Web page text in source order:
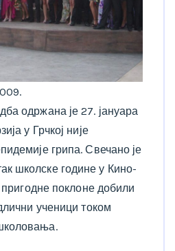
одржана је 27. јануара
у Грчкој није
грипа. Свечано је
школске године у Кино-
поклоне добили
ученици током